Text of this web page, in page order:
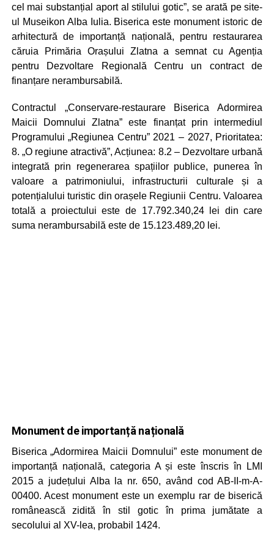
cel mai substanțial aport al stilului gotic”, se arată pe site-
ul Museikon Alba Iulia. Biserica este monument istoric de
arhitectură de importanță națională, pentru restaurarea
căruia Primăria Orașului Zlatna a semnat cu Agenția
pentru Dezvoltare Regională Centru un contract de
finanțare nerambursabilă.
Contractul „Conservare-restaurare Biserica Adormirea
Maicii Domnului Zlatna” este finanțat prin intermediul
Programului „Regiunea Centru” 2021 – 2027, Prioritatea:
8. „O regiune atractivă”, Acțiunea: 8.2 – Dezvoltare urbană
integrată prin regenerarea spațiilor publice, punerea în
valoare a patrimoniului, infrastructurii culturale și a
potențialului turistic din orașele Regiunii Centru. Valoarea
totală a proiectului este de 17.792.340,24 lei din care
suma nerambursabilă este de 15.123.489,20 lei.
Monument de importanță națională
Biserica „Adormirea Maicii Domnului” este monument de
importanță națională, categoria A și este înscris în LMI
2015 a județului Alba la nr. 650, având cod AB-II-m-A-
00400. Acest monument este un exemplu rar de biserică
românească zidită în stil gotic în prima jumătate a
secolului al XV-lea, probabil 1424.